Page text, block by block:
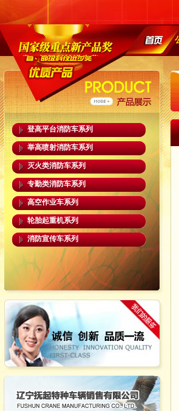
登高平台消防车系列
举高喷射消防车系列
灭火类消防车系列
专勤类消防车系列
高空作业车系列
轮胎起重机系列
消防宣传车系列